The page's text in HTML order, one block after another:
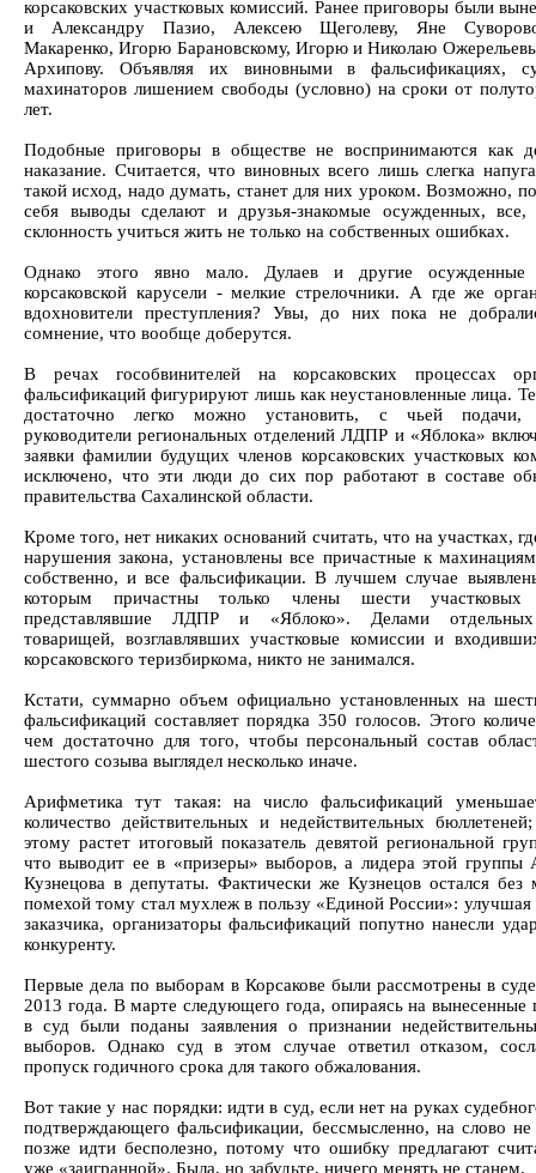
корсаковских участковых комиссий. Ранее приговоры были
и Александру Пазио, Алексею Щеголеву, Яне
Макаренко, Игорю Барановскому, Игорю и Николаю
Архипову. Объявляя их виновными в фальсификациях,
махинаторов лишением свободы (условно) на сроки от
лет.
Подобные приговоры в обществе не воспринимаются как
наказание. Считается, что виновных всего лишь слегка
такой исход, надо думать, станет для них уроком. Возможно,
себя выводы сделают и друзья-знакомые осужденных, все,
склонность учиться жить не только на собственных ошибках.
Однако этого явно мало. Дулаев и другие осужденные
корсаковской карусели - мелкие стрелочники. А где же
вдохновители преступления? Увы, до них пока не
сомнение, что вообще доберутся.
В речах гособвинителей на корсаковских процессах
фальсификаций фигурируют лишь как неустановленные лица.
достаточно легко можно установить, с чьей подачи,
руководители региональных отделений ЛДПР и «Яблока»
заявки фамилии будущих членов корсаковских участковых
исключено, что эти люди до сих пор работают в составе
правительства Сахалинской области.
Кроме того, нет никаких оснований считать, что на участках,
нарушения закона, установлены все причастные к
собственно, и все фальсификации. В лучшем случае
которым причастны только члены шести участковых
представлявшие ЛДПР и «Яблоко». Делами
товарищей, возглавлявших участковые комиссии и
корсаковского теризбиркома, никто не занимался.
Кстати, суммарно объем официально установленных на
фальсификаций составляет порядка 350 голосов. Этого
чем достаточно для того, чтобы персональный состав
шестого созыва выглядел несколько иначе.
Арифметика тут такая: на число фальсификаций
количество действительных и недействительных
этому растет итоговый показатель девятой региональной
что выводит ее в «призеры» выборов, а лидера этой группы
Кузнецова в депутаты. Фактически же Кузнецов остался без
помехой тому стал мухлеж в пользу «Единой России»: улучшая
заказчика, организаторы фальсификаций попутно нанесли
конкуренту.
Первые дела по выборам в Корсакове были рассмотрены в
2013 года. В марте следующего года, опираясь на вынесенные
в суд были поданы заявления о признании
выборов. Однако суд в этом случае ответил отказом,
пропуск годичного срока для такого обжалования.
Вот такие у нас порядки: идти в суд, если нет на руках
подтверждающего фальсификации, бессмысленно, на слово не
позже идти бесполезно, потому что ошибку предлагают
уже «заигранной». Была, но забудьте, ничего менять не станем.